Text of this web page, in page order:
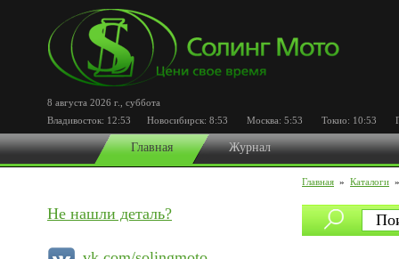
8 августа 2026 г.
суббота
Владивосток: 12:53 Новосибирск: 8:53 Москва: 5:53 Токио: 10:53
Главная Журнал
Главная » Каталоги
Не нашли деталь?